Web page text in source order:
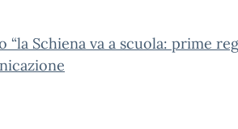
“la Schiena va a scuola: prime